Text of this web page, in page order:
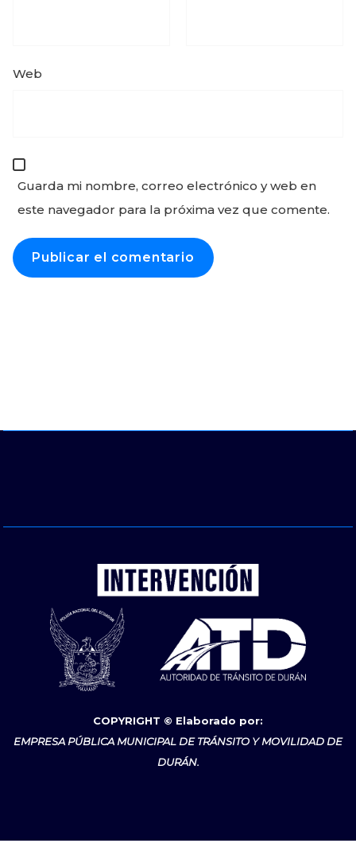
Web
Guarda mi nombre, correo electrónico y web en
este navegador para la próxima vez que comente.
COPYRIGHT © Elaborado por:
EMPRESA PÚBLICA MUNICIPAL DE TRÁNSITO Y MOVILIDAD DE
DURÁN.